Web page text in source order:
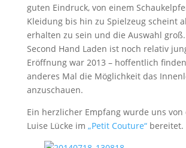
guten Eindruck, von einem
Kleidung bis hin zu Spielzeug scheint
erhalten zu sein und die Auswahl
Second Hand Laden ist noch relativ
Eröffnung war 2013 – hoffentlich
anderes Mal die Möglichkeit das
anzuschauen.
Ein herzlicher Empfang wurde uns
Luise Lücke im „Petit Couture“bereitet.